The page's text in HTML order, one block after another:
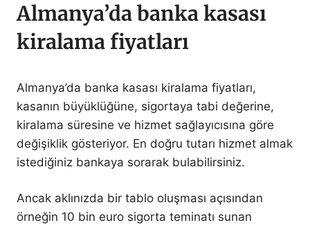
Almanya’da banka kasası
kiralama fiyatları
Almanya’da banka kasası kiralama fiyatları,
kasanın büyüklüğüne, sigortaya tabi değerine,
kiralama süresine ve hizmet sağlayıcısına göre
değişiklik gösteriyor. En doğru tutarı hizmet almak
istediğiniz bankaya sorarak bulabilirsiniz.
Ancak aklınızda bir tablo oluşması açısından
örneğin 10 bin euro sigorta teminatı sunan